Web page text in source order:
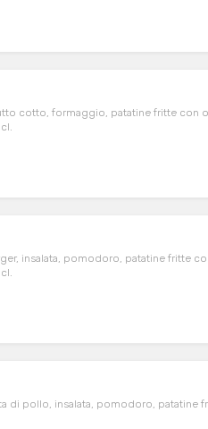
cotto, formaggio, patatine fritte con
insalata, pomodoro, patatine fritte
di pollo, insalata, pomodoro, patatine